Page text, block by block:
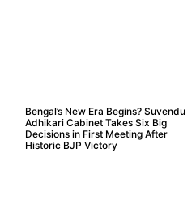
Bengal’s New Era Begins? Suvendu
Adhikari Cabinet Takes Six Big
Decisions in First Meeting After
Historic BJP Victory